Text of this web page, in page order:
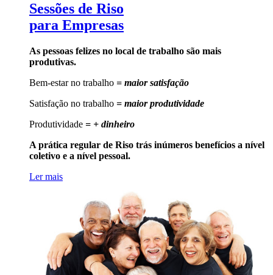
Sessões de Riso
para Empresas
As pessoas felizes no local de trabalho são mais
produtivas.
Bem-estar no trabalho = maior satisfação
Satisfação no trabalho = maior produtividade
Produtividade = + dinheiro
A prática regular de Riso trás inúmeros benefícios a nível
coletivo e a nível pessoal.
Ler mais